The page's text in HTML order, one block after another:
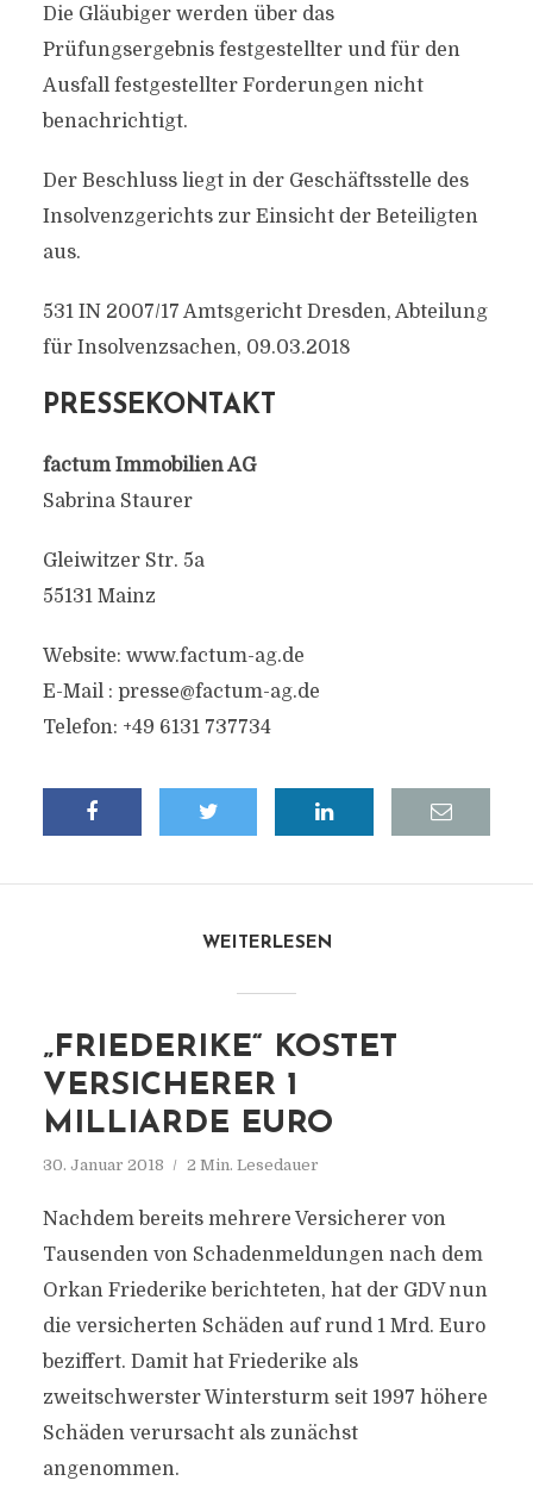
Die Gläubiger werden über das
Prüfungsergebnis festgestellter und für den
Ausfall festgestellter Forderungen nicht
benachrichtigt.
Der Beschluss liegt in der Geschäftsstelle des
Insolvenzgerichts zur Einsicht der Beteiligten
aus.
531 IN 2007/17 Amtsgericht Dresden, Abteilung
für Insolvenzsachen, 09.03.2018
PRESSEKONTAKT
factum Immobilien AG
Sabrina Staurer
Gleiwitzer Str. 5a
55131 Mainz
Website: www.factum-ag.de
E-Mail : presse@factum-ag.de
Telefon: +49 6131 737734
WEITERLESEN
„FRIEDERIKE“ KOSTET
VERSICHERER 1
MILLIARDE EURO
30. Januar 2018 2 Min. Lesedauer
Nachdem bereits mehrere Versicherer von
Tausenden von Schadenmeldungen nach dem
Orkan Friederike berichteten, hat der GDV nun
die versicherten Schäden auf rund 1 Mrd. Euro
beziffert. Damit hat Friederike als
zweitschwerster Wintersturm seit 1997 höhere
Schäden verursacht als zunächst
angenommen.